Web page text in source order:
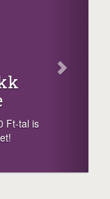
Ft-tal is